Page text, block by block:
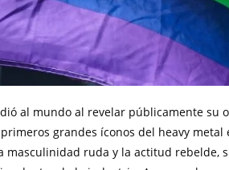
al mundo al revelar públicamente su
grandes íconos del heavy
masculinidad ruda y la actitud rebelde,